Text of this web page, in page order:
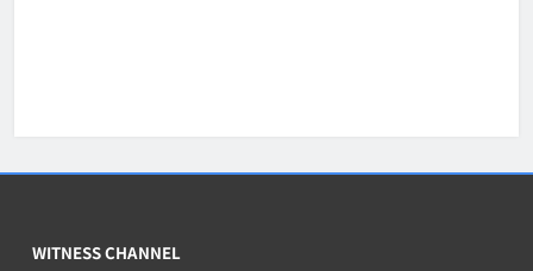
WITNESS CHANNEL